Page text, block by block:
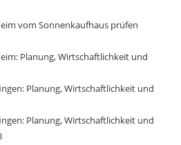
vom Sonnenkaufhaus prüfen
Planung, Wirtschaftlichkeit und
Planung, Wirtschaftlichkeit und
Planung, Wirtschaftlichkeit und